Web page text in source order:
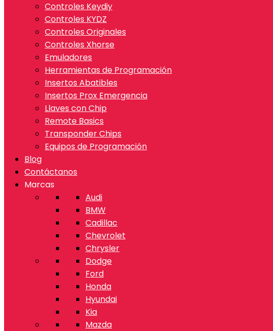
Controles Keydiy
Controles KYDZ
Controles Originales
Controles Xhorse
Emuladores
Herramientas de Programación
Insertos Abatibles
Insertos Prox Emergencia
Llaves con Chip
Remote Basics
Transponder Chips
Equipos de Programación
Blog
Contáctanos
Marcas
Audi
BMW
Cadillac
Chevrolet
Chrysler
Dodge
Ford
Honda
Hyundai
Kia
Mazda